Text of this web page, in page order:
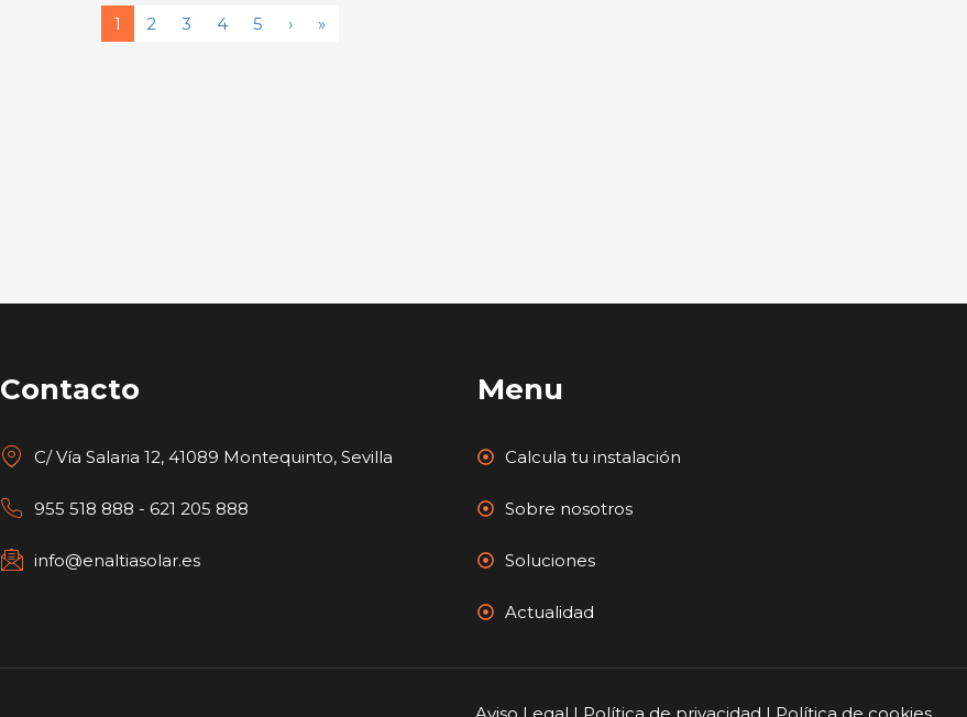
1 2 3 4 5 › »
Contacto
C/ Vía Salaria 12, 41089 Montequinto, Sevilla
955 518 888 - 621 205 888
info@enaltiasolar.es
Menu
Calcula tu instalación
Sobre nosotros
Soluciones
Actualidad